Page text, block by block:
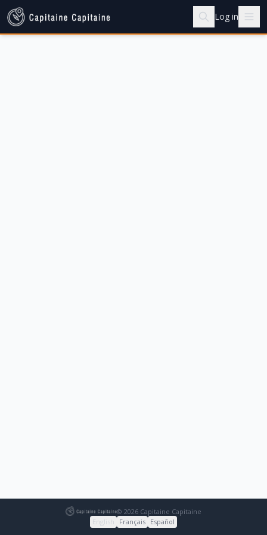
Log in
© 2026 Capitaine Capitaine
English
Français Español